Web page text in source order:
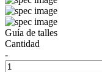
Guía de talles
Cantidad
-